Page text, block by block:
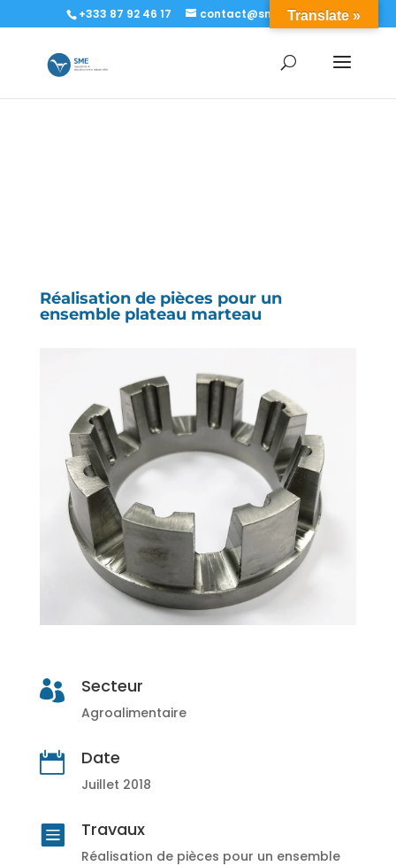
+333 87 92 46 17 contact@sme-sa.com
Réalisation de pièces pour un
ensemble plateau marteau
 Secteur
Agroalimentaire
 Date
Juillet 2018
 Travaux
Réalisation de pièces pour un ensemble
Translate »